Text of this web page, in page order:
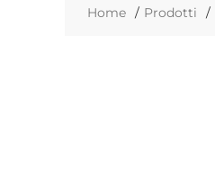
Home Prodotti